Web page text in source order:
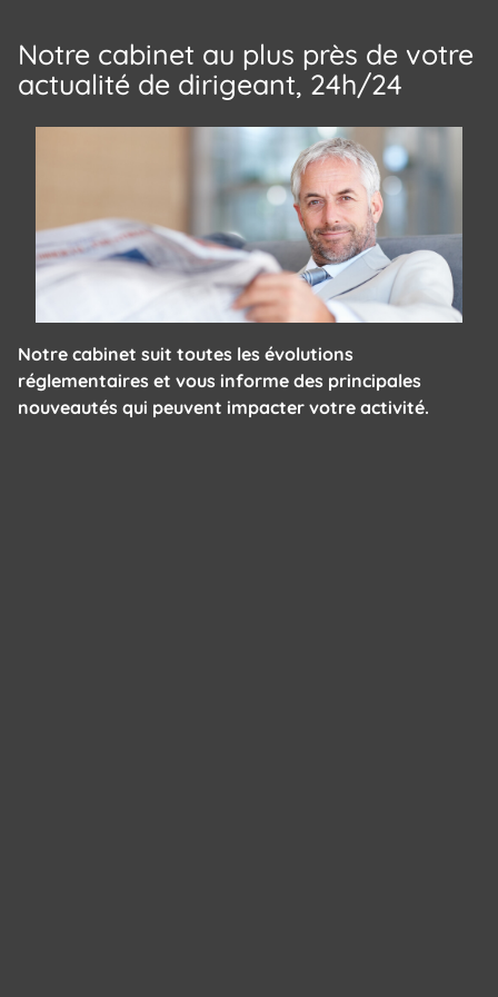
Notre cabinet au plus près de votre
actualité de dirigeant, 24h/24
Notre cabinet suit toutes les évolutions
réglementaires et vous informe des principales
nouveautés qui peuvent impacter votre activité.